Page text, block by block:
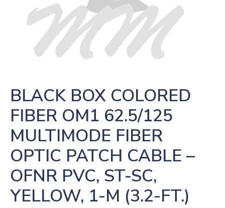
BLACK BOX COLORED
FIBER OM1 62.5/125
MULTIMODE FIBER
OPTIC PATCH CABLE –
OFNR PVC, ST-SC,
YELLOW, 1-M (3.2-FT.)